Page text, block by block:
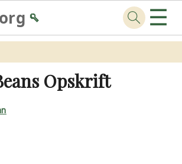
🥄 ☰
Opskrift